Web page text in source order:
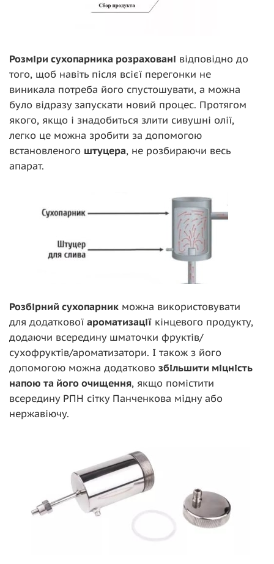
Розміри сухопарника розраховані відповідно до
того, щоб навіть після всієї перегонки не
виникала потреба його спустошувати, а можна
було відразу запускати новий процес. Протягом
якого, якщо і знадобиться злити сивушні олії,
легко це можна зробити за допомогою
встановленого штуцера, не розбираючи весь
апарат.
Розбірний сухопарник можна використовувати
для додаткової ароматизації кінцевого продукту,
додаючи всередину шматочки фруктів/
сухофруктів/ароматизатори. І також з його
допомогою можна додатково збільшити міцність
напою та його очищення, якщо помістити
всередину РПН сітку Панченкова мідну або
нержавіючу.